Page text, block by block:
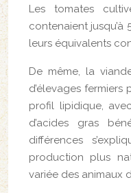
Les tomates
contenaient jusqu’à
leurs équivalents
De même, la
d’élevages
profil lipidique,
d’acides gras
différences
production plus
variée des animaux